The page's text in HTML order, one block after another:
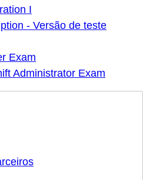
I
- Versão de teste
Exam
Administrator Exam